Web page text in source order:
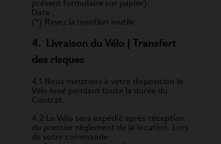
présent formulaire sur papier):
Date :
(*) Rayez la mention inutile
4. Livraison du Vélo | Transfert
des risques
4.1 Nous mettrons à votre disposition le
Vélo loué pendant toute la durée du
Contrat.
4.2 Le Vélo sera expédié après réception
du premier règlement de la location. Lors
de votre commande